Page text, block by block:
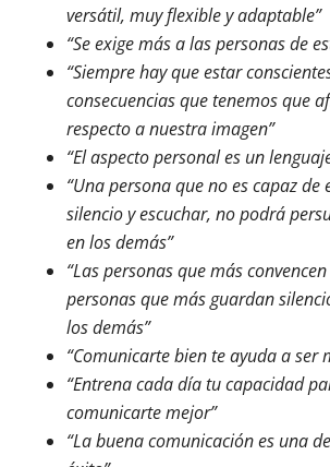
versátil, muy flexible y adaptable”
“Se exige más a las personas de
“Siempre hay que estar
consecuencias que tenemos que
respecto a nuestra imagen”
“El aspecto personal es un
“Una persona que no es capaz de
silencio y escuchar, no podrá
en los demás”
“Las personas que más
personas que más guardan
los demás”
“Comunicarte bien te ayuda a ser
“Entrena cada día tu capacidad
comunicarte mejor”
“La buena comunicación es una